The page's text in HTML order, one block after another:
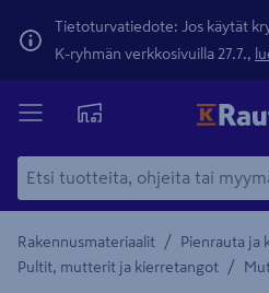
Tietoturvatiedote: Jos käytät
K-ryhmän verkkosivuilla 27.7.,
Rakennusmateriaalit / Pienrauta ja
Pultit, mutterit ja kierretangot /